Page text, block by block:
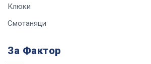
Клюки
Смотаняци
За Фактор